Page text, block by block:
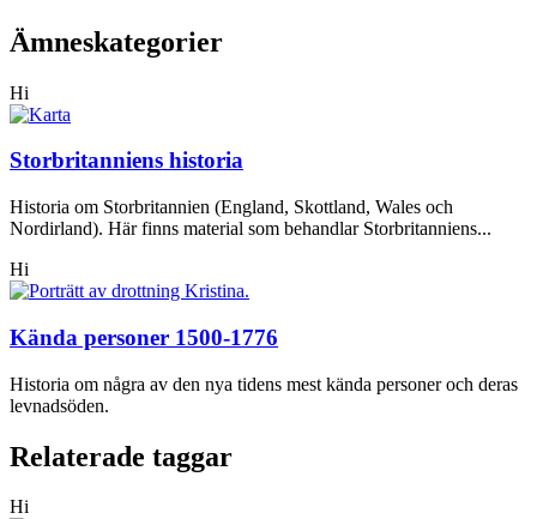
Ämneskategorier
Hi
Storbritanniens historia
Historia om Storbritannien (England, Skottland, Wales och
Nordirland). Här finns material som behandlar Storbritanniens...
Hi
Kända personer 1500-1776
Historia om några av den nya tidens mest kända personer och deras
levnadsöden.
Relaterade taggar
Hi